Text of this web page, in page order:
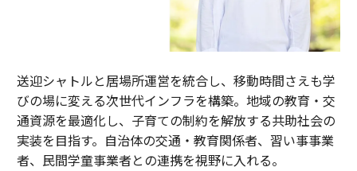
送迎シャトルと居場所運営を統合し、移動時間さえも学
びの場に変える次世代インフラを構築。地域の教育・交
通資源を最適化し、子育ての制約を解放する共助社会の
実装を目指す。自治体の交通・教育関係者、習い事事業
者、民間学童事業者との連携を視野に入れる。